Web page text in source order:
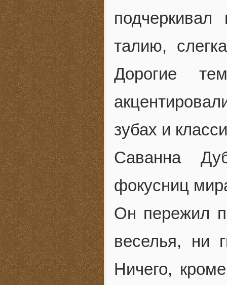
талию,
Дорогие
зубах и
Саванна
фокусниц
Он пережил
веселья, ни
Ничего,